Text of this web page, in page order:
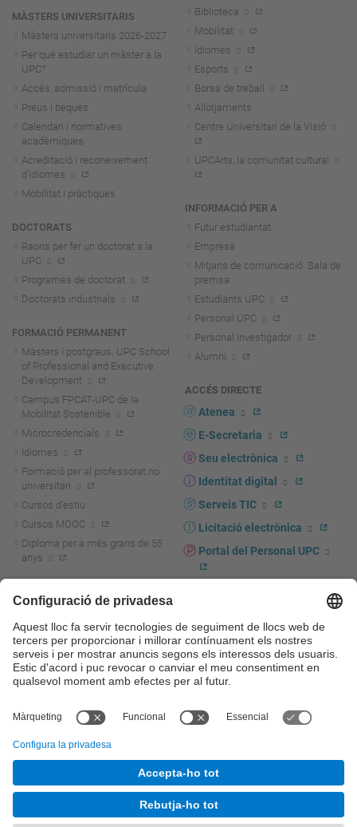
MÀSTERS UNIVERSITARIS
Màsters universitaris 2026-2027
Per què estudiar un màster a la
UPC?
Accés, admissió i matrícula
Preus i beques
Calendari i normatives
acadèmiques
Acreditació i reconeixement
d'idiomes
Mobilitat i pràctiques
DOCTORATS
Raons per fer un doctorat a la
UPC
Programes de doctorat
Doctorats industrials
FORMACIÓ PERMANENT
Màsters i postgraus. UPC School
of Professional and Executive
Development
Campus FPCAT-UPC de la
Mobilitat Sostenible
Microcredencials
Idiomes
Formació per al professorat no
universitari
Cursos d'estiu
Cursos MOOC
Diploma per a més grans de 55
anys
Actualitat R+D+I
La recerca a la UPC
La transferència, l'emprenedoria i
la innovació a la UPC
Foment i suport a la recerca
transferència, l'emprenedoria i la
Serveis per a empreses
Biblioteca
Mobilitat
Idiomes
Esports
Borsa de treball
Allotjaments
Centre Universitari de la Visió
UPCArts, la comunitat cultural
INFORMACIÓ PER A
Futur estudiantat
Empresa
Mitjans de comunicació. Sala de
premsa
Estudiants UPC
Personal UPC
Personal investigador
Alumni
ACCÉS DIRECTE
Atenea
E-Secretaria
Seu electrònica
Identitat digital
Serveis TIC
Licitació electrònica
Portal del Personal UPC
UPCshop, marxandatge
Sala de premsa
Seguretat i salut
Autoprotecció i emergències
© UPC Universitat Politècnica de Catalunya - BarcelonaTech